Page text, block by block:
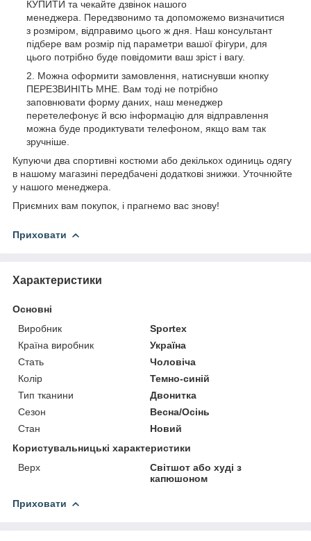
КУПИТИ та чекайте дзвінок нашого
менеджера. Передзвонимо та допоможемо визначитися
з розміром, відправимо цього ж дня. Наш консультант
підбере вам розмір під параметри вашої фігури, для
цього потрібно буде повідомити ваш зріст і вагу.
Можна оформити замовлення, натиснувши кнопку
ПЕРЕЗВИНІТЬ МНЕ. Вам тоді не потрібно
заповнювати форму даних, наш менеджер
перетелефонує й всю інформацію для відправлення
можна буде продиктувати телефоном, якщо вам так
зручніше.
Купуючи два спортивні костюми або декількох одиниць одягу
в нашому магазині передбачені додаткові знижки. Уточнюйте
у нашого менеджера.
Приємних вам покупок, і прагнемо вас знову!
Приховати
Характеристики
Основні
Виробник
Sportex
Країна виробник
Україна
Стать
Чоловіча
Колір
Темно-синій
Тип тканини
Двонитка
Сезон
Весна/Осінь
Стан
Новий
Користувальницькі характеристики
Верх
Світшот або худі з
капюшоном
Приховати